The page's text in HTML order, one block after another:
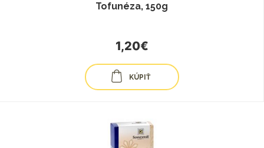
Tofunéza, 150g
1,20€
KÚPIŤ